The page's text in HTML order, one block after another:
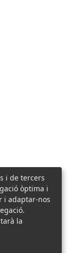
i de tercers
òptima i
i adaptar-nos
la